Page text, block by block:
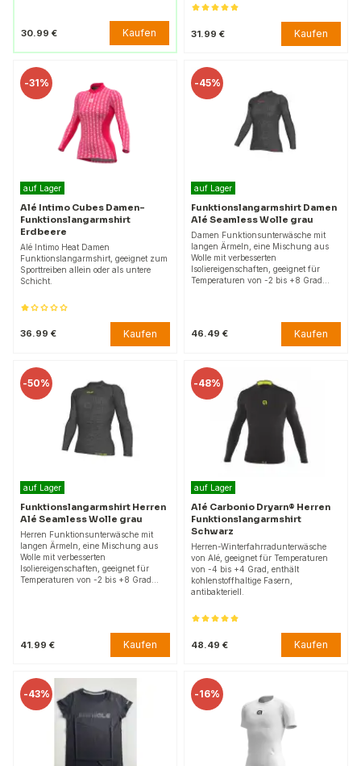
30.99 € Kaufen 31.99 € Kaufen
-31%
auf Lager
Alé Intimo Cubes Damen-
Funktionslangarmshirt
Erdbeere
Alé Intimo Heat Damen
Funktionslangarmshirt, geeignet zum
Sporttreiben allein oder als untere
Schicht.
36.99 € Kaufen
-45%
auf Lager
Funktionslangarmshirt Damen
Alé Seamless Wolle grau
Damen Funktionsunterwäsche mit
langen Ärmeln, eine Mischung aus
Wolle mit verbesserten
Isoliereigenschaften, geeignet für
Temperaturen von -2 bis +8 Grad…
46.49 € Kaufen
-50%
auf Lager
Funktionslangarmshirt Herren
Alé Seamless Wolle grau
Herren Funktionsunterwäsche mit
langen Ärmeln, eine Mischung aus
Wolle mit verbesserten
Isoliereigenschaften, geeignet für
Temperaturen von -2 bis +8 Grad…
41.99 € Kaufen
-48%
auf Lager
Alé Carbonio Dryarn® Herren
Funktionslangarmshirt
Schwarz
Herren-Winterfahrradunterwäsche
von Alé, geeignet für Temperaturen
von -4 bis +4 Grad, enthält
kohlenstoffhaltige Fasern,
antibakteriell.
48.49 € Kaufen
-43% -16%